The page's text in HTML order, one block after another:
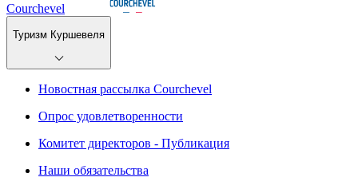
Courchevel
Туризм Куршевеля
Новостная рассылка Courchevel
Опрос удовлетворенности
Комитет директоров - Публикация
Наши обязательства